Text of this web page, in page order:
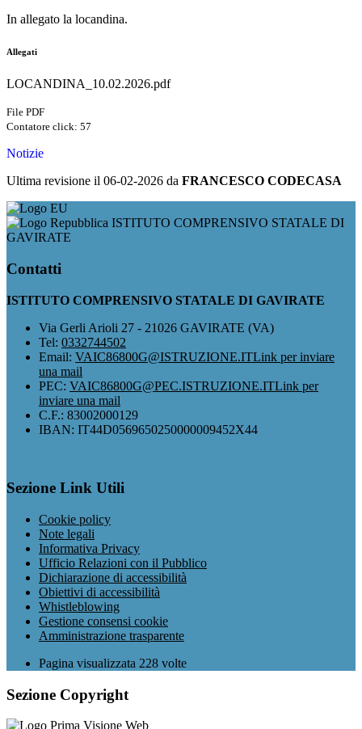
In allegato la locandina.
Allegati
LOCANDINA_10.02.2026.pdf
File PDF
Contatore click: 57
Notizie
Ultima revisione il 06-02-2026 da FRANCESCO CODECASA
ISTITUTO COMPRENSIVO STATALE DI
GAVIRATE
Contatti
ISTITUTO COMPRENSIVO STATALE DI GAVIRATE
Via Gerli Arioli 27 - 21026 GAVIRATE (VA)
Tel: 0332744502
Email: VAIC86800G@ISTRUZIONE.ITLink per inviare
una mail
PEC: VAIC86800G@PEC.ISTRUZIONE.ITLink per
inviare una mail
C.F.: 83002000129
IBAN: IT44D0569650250000009452X44
Sezione Link Utili
Cookie policy
Note legali
Informativa Privacy
Ufficio Relazioni con il Pubblico
Dichiarazione di accessibilità
Obiettivi di accessibilità
Whistleblowing
Gestione consensi cookie
Amministrazione trasparente
Pagina visualizzata 228 volte
Sezione Copyright